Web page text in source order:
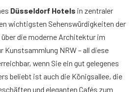
Düsseldorf Hotels in zentraler
wichtigsten Sehenswürdigkeiten der
die moderne Architektur im
Kunstsammlung NRW – all diese
wenn Sie ein gut gelegenes
beliebt ist auch die Königsallee, die
und eleganten Cafés zum